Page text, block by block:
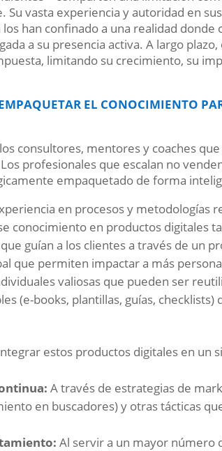
Su vasta experiencia y autoridad en
han confinado a una realidad donde
a su presencia activa. A largo
limitando su crecimiento, su
EL CONOCIMIENTO
consultores, mentores y coaches
profesionales que escalan no
empaquetado de forma
en procesos y metodologías
conocimiento en productos digitales
guían a los clientes a través de un
que permiten impactar a más
valiosas que pueden ser
(e-books, plantillas, guías,
estos productos digitales en un
A través de estrategias de
en buscadores) y otras tácticas
Al servir a un mayor número